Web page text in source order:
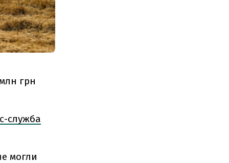
грн
служба
могли